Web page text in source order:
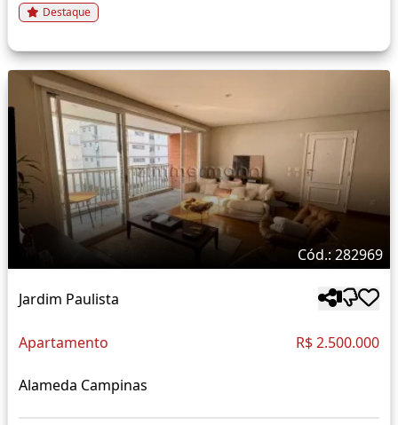
Destaque
Cód.: 282969
Jardim Paulista
Apartamento R$ 2.500.000
Alameda Campinas